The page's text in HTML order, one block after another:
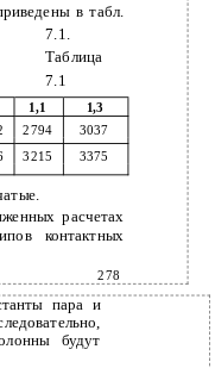
в табл.
7.1.
Таблица
7.1
1,1 1,3
2794
3037
3215 3375
расчетах
контактных
278
пара и
будут